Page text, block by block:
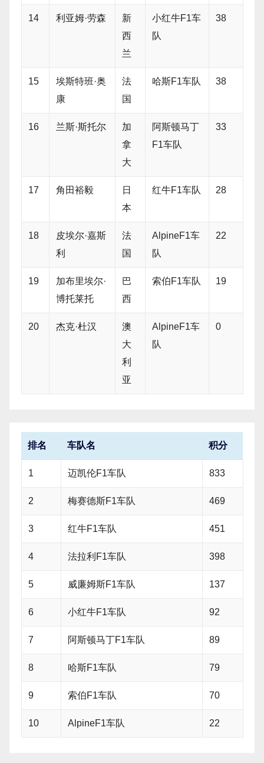
14 利亚姆·劳森
新
西
兰
小红牛F1车
队
38
15
埃斯特班·奥
康
法
国
哈斯F1车队 38
16 兰斯·斯托尔
加
拿
大
阿斯顿马丁
F1车队
33
17 角田裕毅
日
本
红牛F1车队 28
18
皮埃尔·嘉斯
利
法
国
AlpineF1车
队
22
19
加布里埃尔·
博托莱托
巴
西
索伯F1车队 19
20 杰克·杜汉
澳
大
利
亚
AlpineF1车
队
0
排名 车队名 积分
1 迈凯伦F1车队 833
2 梅赛德斯F1车队 469
3 红牛F1车队 451
4 法拉利F1车队 398
5 威廉姆斯F1车队 137
6 小红牛F1车队 92
7 阿斯顿马丁F1车队 89
8 哈斯F1车队 79
9 索伯F1车队 70
10 AlpineF1车队 22